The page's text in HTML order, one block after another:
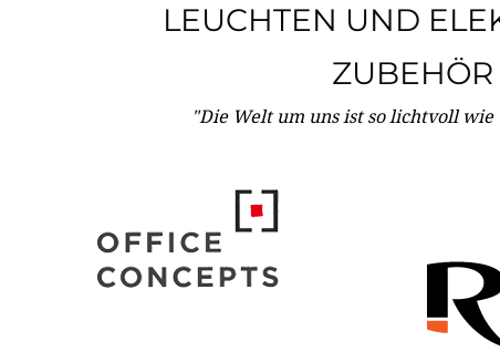
LEUCHTEN UND
ZUBEHÖR
"Die Welt um uns ist so lichtvoll